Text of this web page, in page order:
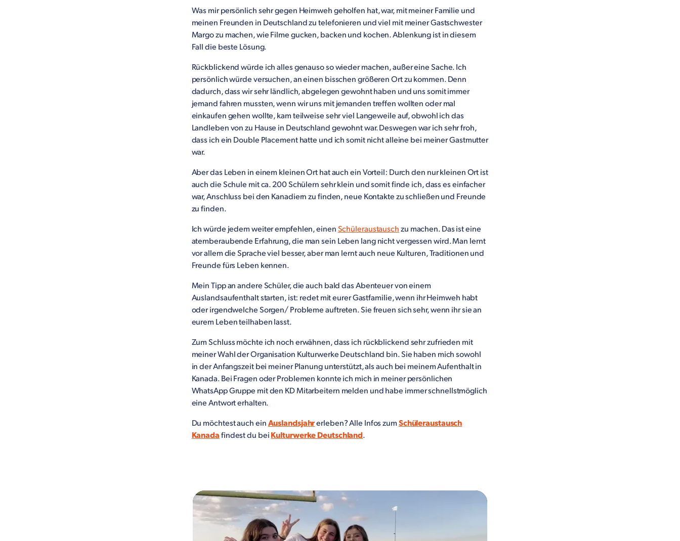
Was mir persönlich sehr gegen Heimweh geholfen hat, war, mit meiner Familie und
meinen Freunden in Deutschland zu telefonieren und viel mit meiner Gastschwester
Margo zu machen, wie Filme gucken, backen und kochen. Ablenkung ist in diesem
Fall die beste Lösung.
Rückblickend würde ich alles genauso so wieder machen, außer eine Sache. Ich
persönlich würde versuchen, an einen bisschen größeren Ort zu kommen. Denn
dadurch, dass wir sehr ländlich, abgelegen gewohnt haben und uns somit immer
jemand fahren mussten, wenn wir uns mit jemanden treffen wollten oder mal
einkaufen gehen wollte, kam teilweise sehr viel Langeweile auf, obwohl ich das
Landleben von zu Hause in Deutschland gewohnt war. Deswegen war ich sehr froh,
dass ich ein Double Placement hatte und ich somit nicht alleine bei meiner Gastmutter
war.
Aber das Leben in einem kleinen Ort hat auch ein Vorteil: Durch den nur kleinen Ort ist
auch die Schule mit ca. 200 Schülern sehr klein und somit finde ich, dass es einfacher
war, Anschluss bei den Kanadiern zu finden, neue Kontakte zu schließen und Freunde
zu finden.
Ich würde jedem weiter empfehlen, einen Schüleraustausch zu machen. Das ist eine
atemberaubende Erfahrung, die man sein Leben lang nicht vergessen wird. Man lernt
vor allem die Sprache viel besser, aber man lernt auch neue Kulturen, Traditionen und
Freunde fürs Leben kennen.
Mein Tipp an andere Schüler, die auch bald das Abenteuer von einem
Auslandsaufenthalt starten, ist: redet mit eurer Gastfamilie, wenn ihr Heimweh habt
oder irgendwelche Sorgen/ Probleme auftreten. Sie freuen sich sehr, wenn ihr sie an
eurem Leben teilhaben lasst.
Zum Schluss möchte ich noch erwähnen, dass ich rückblickend sehr zufrieden mit
meiner Wahl der Organisation Kulturwerke Deutschland bin. Sie haben mich sowohl
in der Anfangszeit bei meiner Planung unterstützt, als auch bei meinem Aufenthalt in
Kanada. Bei Fragen oder Problemen konnte ich mich in meiner persönlichen
WhatsApp Gruppe mit den KD Mitarbeitern melden und habe immer schnellstmöglich
eine Antwort erhalten.
Du möchtest auch ein Auslandsjahrerleben? Alle Infos zum Schüleraustausch
Kanada findest du bei Kulturwerke Deutschland.